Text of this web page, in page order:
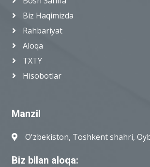
Biz Haqimizda
Rahbariyat
Aloqa
TXTY
Hisobotlar
Manzil
O'zbekiston, Toshkent shahri,
Biz bilan aloqa: